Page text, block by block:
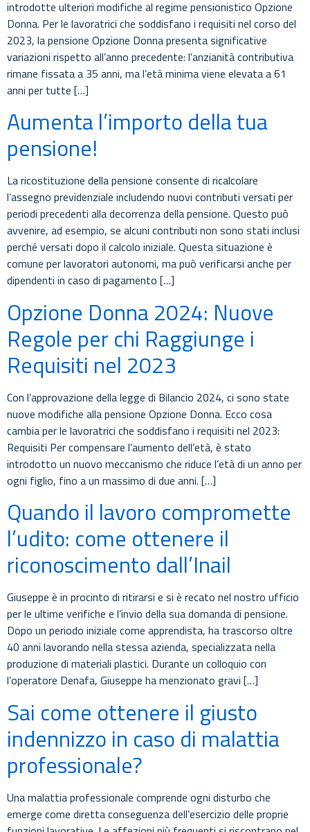
introdotte ulteriori modifiche al regime pensionistico Opzione
Donna. Per le lavoratrici che soddisfano i requisiti nel corso del
2023, la pensione Opzione Donna presenta significative
variazioni rispetto all’anno precedente: l’anzianità contributiva
rimane fissata a 35 anni, ma l’età minima viene elevata a 61
anni per tutte […]
Aumenta l’importo della tua
pensione!
La ricostituzione della pensione consente di ricalcolare
l’assegno previdenziale includendo nuovi contributi versati per
periodi precedenti alla decorrenza della pensione. Questo può
avvenire, ad esempio, se alcuni contributi non sono stati inclusi
perché versati dopo il calcolo iniziale. Questa situazione è
comune per lavoratori autonomi, ma può verificarsi anche per
dipendenti in caso di pagamento […]
Opzione Donna 2024: Nuove
Regole per chi Raggiunge i
Requisiti nel 2023
Con l’approvazione della legge di Bilancio 2024, ci sono state
nuove modifiche alla pensione Opzione Donna. Ecco cosa
cambia per le lavoratrici che soddisfano i requisiti nel 2023:
Requisiti Per compensare l’aumento dell’età, è stato
introdotto un nuovo meccanismo che riduce l’età di un anno per
ogni figlio, fino a un massimo di due anni. […]
Quando il lavoro compromette
l’udito: come ottenere il
riconoscimento dall’Inail
Giuseppe è in procinto di ritirarsi e si è recato nel nostro ufficio
per le ultime verifiche e l’invio della sua domanda di pensione.
Dopo un periodo iniziale come apprendista, ha trascorso oltre
40 anni lavorando nella stessa azienda, specializzata nella
produzione di materiali plastici. Durante un colloquio con
l’operatore Denafa, Giuseppe ha menzionato gravi […]
Sai come ottenere il giusto
indennizzo in caso di malattia
professionale?
Una malattia professionale comprende ogni disturbo che
emerge come diretta conseguenza dell’esercizio delle proprie